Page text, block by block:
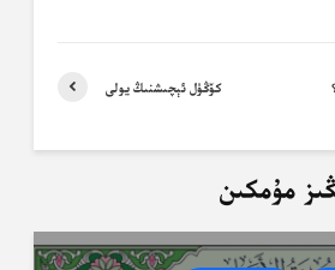
كۆڭۈل ئېچىشنىڭ يولى
مۇمكىن